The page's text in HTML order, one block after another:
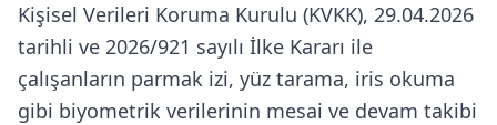
Kişisel Verileri Koruma Kurulu (KVKK), 29.04.2026
tarihli ve 2026/921 sayılı İlke Kararı ile
çalışanların parmak izi, yüz tarama, iris okuma
gibi biyometrik verilerinin mesai ve devam takibi